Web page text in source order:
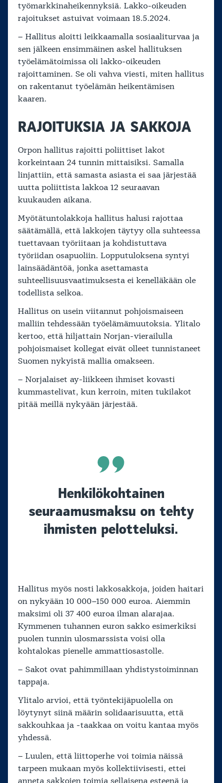
työmarkkinaheikennyksiä. Lakko-oikeuden
rajoitukset astuivat voimaan 18.5.2024.
– Hallitus aloitti leikkaamalla sosiaaliturvaa ja
sen jälkeen ensimmäinen askel hallituksen
työelämätoimissa oli lakko-oikeuden
rajoittaminen. Se oli vahva viesti, miten hallitus
on rakentanut työelämän heikentämisen
kaaren.
RAJOITUKSIA JA SAKKOJA
Orpon hallitus rajoitti poliittiset lakot
korkeintaan 24 tunnin mittaisiksi. Samalla
linjattiin, että samasta asiasta ei saa järjestää
uutta poliittista lakkoa 12 seuraavan
kuukauden aikana.
Myötätuntolakkoja hallitus halusi rajottaa
säätämällä, että lakkojen täytyy olla suhteessa
tuettavaan työriitaan ja kohdistuttava
työriidan osapuoliin. Lopputuloksena syntyi
lainsäädäntöä, jonka asettamasta
suhteellisuusvaatimuksesta ei kenelläkään ole
todellista selkoa.
Hallitus on usein viitannut pohjoismaiseen
malliin tehdessään työelämämuutoksia. Ylitalo
kertoo, että hiljattain Norjan-vierailulla
pohjoismaiset kollegat eivät olleet tunnistaneet
Suomen nykyistä mallia omakseen.
– Norjalaiset ay-liikkeen ihmiset kovasti
kummastelivat, kun kerroin, miten tukilakot
pitää meillä nykyään järjestää.
Henkilökohtainen
seuraamusmaksu on tehty
ihmisten pelotteluksi.
Hallitus myös nosti lakkosakkoja, joiden haitari
on nykyään 10 000–150 000 euroa. Aiemmin
maksimi oli 37 400 euroa ilman alarajaa.
Kymmenen tuhannen euron sakko esimerkiksi
puolen tunnin ulosmarssista voisi olla
kohtalokas pienelle ammattiosastolle.
– Sakot ovat pahimmillaan yhdistystoiminnan
tappaja.
Ylitalo arvioi, että työntekijäpuolella on
löytynyt siinä määrin solidaarisuutta, että
sakkouhkaa ja -taakkaa on voitu kantaa myös
yhdessä.
– Luulen, että liittoperhe voi toimia näissä
tarpeen mukaan myös kollektiivisesti, ettei